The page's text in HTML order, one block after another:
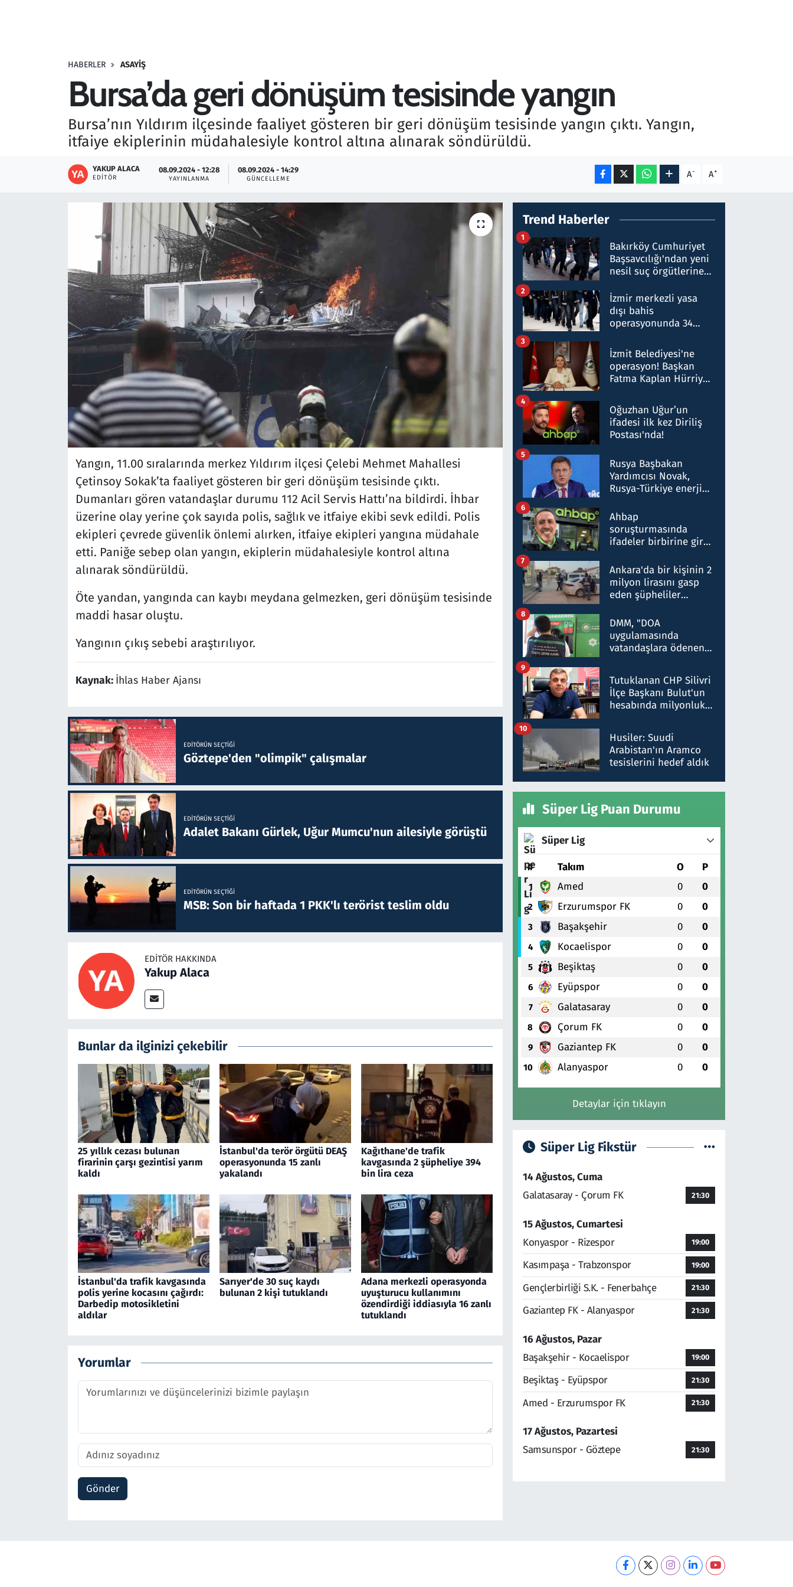
HABERLER ASAYIŞ
Bursa’da geri dönüşüm tesisinde yangın
Bursa’nın Yıldırım ilçesinde faaliyet gösteren bir geri dönüşüm tesisinde yangın çıktı. Yangın,
itfaiye ekiplerinin müdahalesiyle kontrol altına alınarak söndürüldü.
YAKUP ALACA
EDITÖR
08.09.2024 - 12:28
YAYINLANMA
08.09.2024 - 14:29
GÜNCELLEME A- A+
Yangın, 11.00 sıralarında merkez Yıldırım ilçesi Çelebi Mehmet Mahallesi
Çetinsoy Sokak’ta faaliyet gösteren bir geri dönüşüm tesisinde çıktı.
Dumanları gören vatandaşlar durumu 112 Acil Servis Hattı’na bildirdi. İhbar
üzerine olay yerine çok sayıda polis, sağlık ve itfaiye ekibi sevk edildi. Polis
ekipleri çevrede güvenlik önlemi alırken, itfaiye ekipleri yangına müdahale
etti. Paniğe sebep olan yangın, ekiplerin müdahalesiyle kontrol altına
alınarak söndürüldü.
Öte yandan, yangında can kaybı meydana gelmezken, geri dönüşüm tesisinde
maddi hasar oluştu.
Yangının çıkış sebebi araştırılıyor.
Kaynak: İhlas Haber Ajansı
EDITÖRÜN SEÇTIĞI
Göztepe'den "olimpik" çalışmalar
EDITÖRÜN SEÇTIĞI
Adalet Bakanı Gürlek, Uğur Mumcu'nun ailesiyle görüştü
EDITÖRÜN SEÇTIĞI
MSB: Son bir haftada 1 PKK'lı terörist teslim oldu
EDITÖR HAKKINDA
Yakup Alaca
Bunlar da ilginizi çekebilir
25 yıllık cezası bulunan
firarinin çarşı gezintisi yarım
kaldı
İstanbul'da terör örgütü DEAŞ
operasyonunda 15 zanlı
yakalandı
Kağıthane'de trafik
kavgasında 2 şüpheliye 394
bin lira ceza
İstanbul'da trafik kavgasında
polis yerine kocasını çağırdı:
Darbedip motosikletini
aldılar
Sarıyer'de 30 suç kaydı
bulunan 2 kişi tutuklandı
Adana merkezli operasyonda
uyuşturucu kullanımını
özendirdiği iddiasıyla 16 zanlı
tutuklandı
Yorumlar
Gönder
Trend Haberler
Bakırköy Cumhuriyet
Başsavcılığı'ndan yeni
nesil suç örgütlerine
hakkında gözaltı kararı
1
İzmir merkezli yasa
dışı bahis
operasyonunda 34
Milyar liralık para
trafiği tespit edildi
2
İzmit Belediyesi'ne
operasyon! Başkan
Fatma Kaplan Hürriyet
3
Oğuzhan Uğur’un
ifadesi ilk kez Diriliş
Postası'nda!
4
Rusya Başbakan
Yardımcısı Novak,
Rusya-Türkiye enerji
nitelikte olduğunu
belirtti
5
Ahbap
soruşturmasında
ifadeler birbirine girdi:
ifadelerinden ortaya
çıkan tablo şok etti
6
Ankara'da bir kişinin 2
milyon lirasını gasp
eden şüpheliler
7
DMM, "DOA
uygulamasında
vatandaşlara ödenen
düşürüldüğü" iddiasını
yalanladı
8
Tutuklanan CHP Silivri
İlçe Başkanı Bulut'un
hesabında milyonluk
talimat verdi, ben
gönderdim
9
Husiler: Suudi
Arabistan'ın Aramco
tesislerini hedef aldık
10
Süper Lig Puan Durumu
Süper Lig
# Takım O P
1 Amed 0 0
2 Erzurumspor FK 0 0
3 Başakşehir 0 0
4 Kocaelispor 0 0
5 Beşiktaş 0 0
6 Eyüpspor 0 0
7 Galatasaray 0 0
8 Çorum FK 0 0
9 Gaziantep FK 0 0
10 Alanyaspor 0 0
Detaylar için tıklayın
Süper Lig Fikstür
14 Ağustos, Cuma
Galatasaray - Çorum FK
21:30
15 Ağustos, Cumartesi
Konyaspor - Rizespor
19:00
Kasımpaşa - Trabzonspor 19:00
Gençlerbirliği S.K. - Fenerbahçe 21:30
Gaziantep FK - Alanyaspor 21:30
16 Ağustos, Pazar
Başakşehir - Kocaelispor
19:00
Beşiktaş - Eyüpspor 21:30
Amed - Erzurumspor FK 21:30
17 Ağustos, Pazartesi
Samsunspor - Göztepe
21:30
Savunma Sanayi
Seçim 2023
Teknoloji ve Bilim